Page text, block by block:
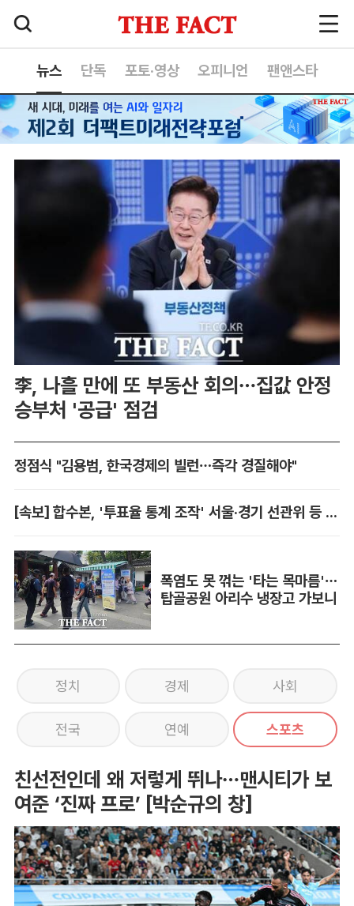
뉴스 단독 포토·영상 오피니언 팬앤스타
李, 나흘 만에 또 부동산 회의…집값 안정
승부처 '공급' 점검
정점식 "김용범, 한국경제의 빌런…즉각 경질해야"
[속보] 합수본, '투표율 통계 조작' 서울·경기 선관위 등 추가 압수수색
폭염도 못 꺾는 '타는 목마름'…
탑골공원 아리수 냉장고 가보니
정치 경제 사회
전국 연예 스포츠
친선전인데 왜 저렇게 뛰나…맨시티가 보
여준 ‘진짜 프로’ [박순규의 창]